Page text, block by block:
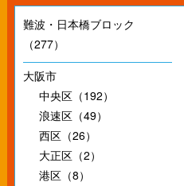
難波・日本橋ブロック
（277）
大阪市
中央区（192）
浪速区（49）
西区（26）
大正区（2）
港区（8）